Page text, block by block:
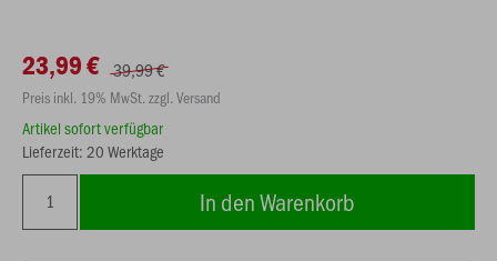
23,99 € 39,99 €
Preis inkl. 19% MwSt. zzgl. Versand
Artikel sofort verfügbar
Lieferzeit: 20 Werktage
In den Warenkorb